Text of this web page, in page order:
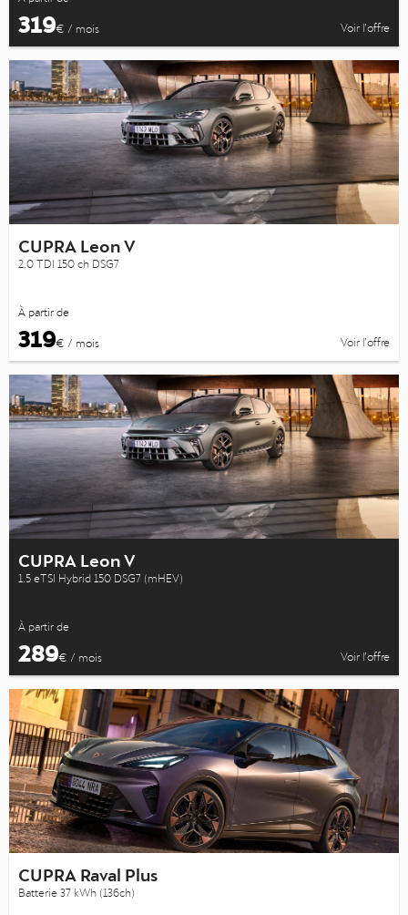
319€ / mois Voir l’offre
CUPRA Leon V
2.0 TDI 150 ch DSG7
À partir de
319€ / mois Voir l’offre
CUPRA Leon V
1.5 eTSI Hybrid 150 DSG7 (mHEV)
À partir de
289€ / mois Voir l’offre
CUPRA Raval Plus
Batterie 37 kWh (136ch)